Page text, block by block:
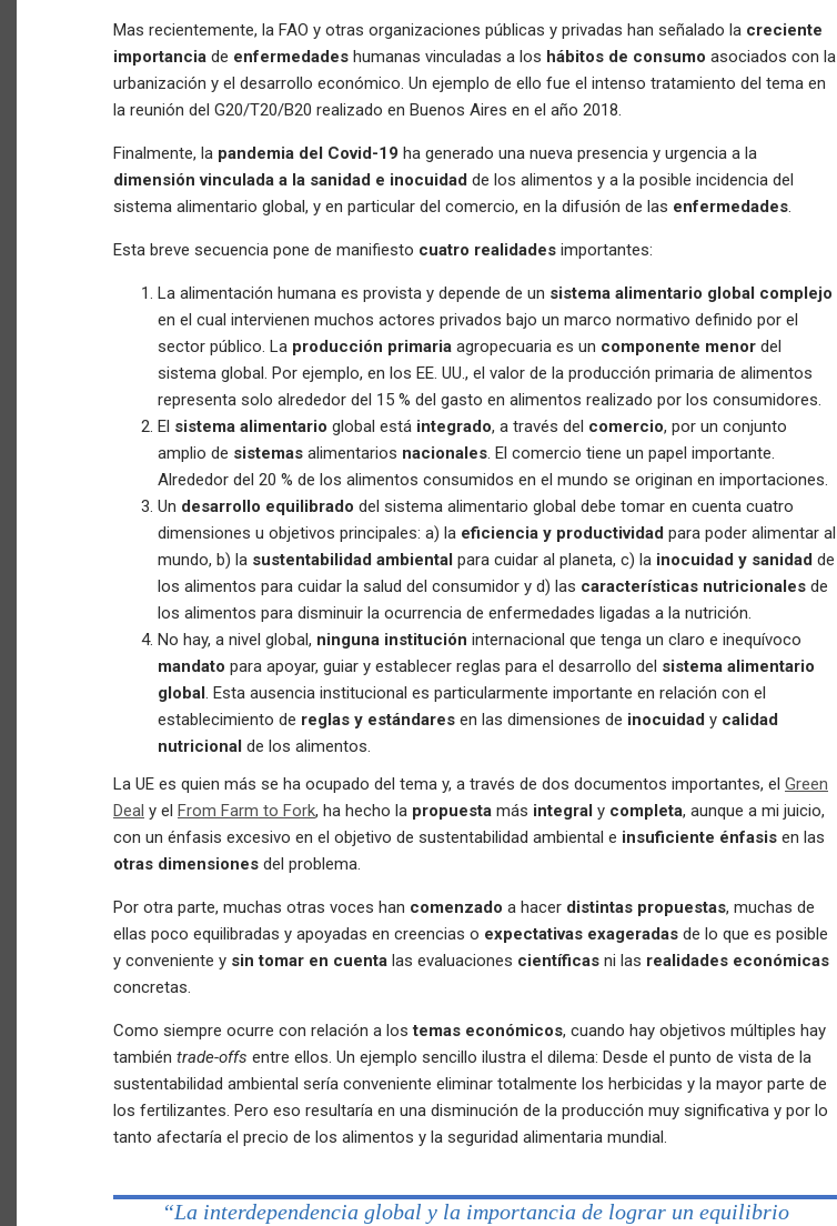
Mas recientemente, la FAO y otras organizaciones públicas y privadas han señalado la creciente
importancia de enfermedades humanas vinculadas a los hábitos de consumo asociados con la
urbanización y el desarrollo económico. Un ejemplo de ello fue el intenso tratamiento del tema en
la reunión del G20/T20/B20 realizado en Buenos Aires en el año 2018.
Finalmente, la pandemia del Covid-19 ha generado una nueva presencia y urgencia a la
dimensión vinculada a la sanidad e inocuidad de los alimentos y a la posible incidencia del
sistema alimentario global, y en particular del comercio, en la difusión de las enfermedades.
Esta breve secuencia pone de manifiesto cuatro realidades importantes:
La alimentación humana es provista y depende de un sistema alimentario global complejo
en el cual intervienen muchos actores privados bajo un marco normativo definido por el
sector público. La producción primaria agropecuaria es un componente menor del
sistema global. Por ejemplo, en los EE. UU., el valor de la producción primaria de alimentos
representa solo alrededor del 15 % del gasto en alimentos realizado por los consumidores.
El sistema alimentario global está integrado, a través del comercio, por un conjunto
amplio de sistemas alimentarios nacionales. El comercio tiene un papel importante.
Alrededor del 20 % de los alimentos consumidos en el mundo se originan en importaciones.
Un desarrollo equilibrado del sistema alimentario global debe tomar en cuenta cuatro
dimensiones u objetivos principales: a) la eficiencia y productividad para poder alimentar al
mundo, b) la sustentabilidad ambiental para cuidar al planeta, c) la inocuidad y sanidad de
los alimentos para cuidar la salud del consumidor y d) las características nutricionales de
los alimentos para disminuir la ocurrencia de enfermedades ligadas a la nutrición.
No hay, a nivel global, ninguna institución internacional que tenga un claro e inequívoco
mandato para apoyar, guiar y establecer reglas para el desarrollo del sistema alimentario
global. Esta ausencia institucional es particularmente importante en relación con el
establecimiento de reglas y estándares en las dimensiones de inocuidad y calidad
nutricional de los alimentos.
La UE es quien más se ha ocupado del tema y, a través de dos documentos importantes, el Green
Deal y el From Farm to Fork, ha hecho la propuesta más integral y completa, aunque a mi juicio,
con un énfasis excesivo en el objetivo de sustentabilidad ambiental e insuficiente énfasis en las
otras dimensiones del problema.
Por otra parte, muchas otras voces han comenzado a hacer distintas propuestas, muchas de
ellas poco equilibradas y apoyadas en creencias o expectativas exageradas de lo que es posible
y conveniente y sin tomar en cuenta las evaluaciones científicas ni las realidades económicas
concretas.
Como siempre ocurre con relación a lostemas económicos, cuando hay objetivos múltiples hay
también trade-offs entre ellos. Un ejemplo sencillo ilustra el dilema: Desde el punto de vista de la
sustentabilidad ambiental sería conveniente eliminar totalmente los herbicidas y la mayor parte de
los fertilizantes. Pero eso resultaría en una disminución de la producción muy significativa y por lo
tanto afectaría el precio de los alimentos y la seguridad alimentaria mundial.
“La interdependencia global y la importancia de lograr un equilibrio